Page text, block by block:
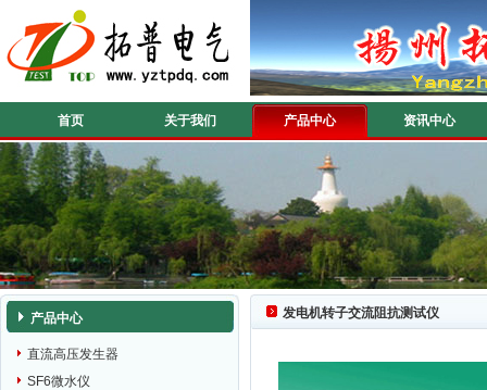
首页 关于我们 产品中心 资讯中心
产品中心
直流高压发生器
SF6微水仪
发电机转子交流阻抗测试仪